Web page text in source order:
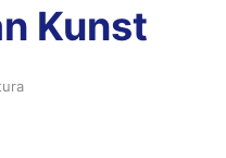
Kunst